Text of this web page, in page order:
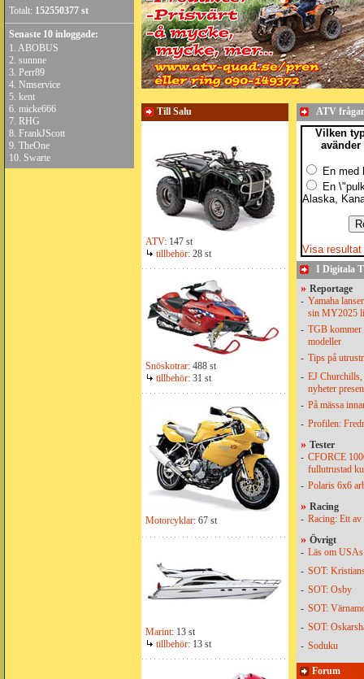
Totalt: 152550377 st
Senaste 10 inloggade:
1. ABOBUS
2. sunnne
3. Perr89
4. Nmservice
5. kent
6. micke666
7. RHG
8. FrankJScott
9. TheOne
10. Swarte
Till Salu
ATV: 147 st
tillbehör: 28 st
Snöskotrar: 488 st
tillbehör: 31 st
Motorcyklar: 67 st
Marint: 13 st
tillbehör: 13 st
ATV
Vilken
En med
En
Alaska,
Visa resultat
I Digitala
» Reportage
- Yamaha
sin MY2025
- TGB kommer
modeller
- Tips på
- EJ Churchills,
nyheter
- På mässa
- Profilen:
» Tester
- CFORCE
fullutrustad
- Polaris 6x6
» Racing
- Racing: Ett av
» Övrigt
- Läs om
- SOT:
- SOT: Osby
- SOT:
- SOT:
- Soduku
Forum